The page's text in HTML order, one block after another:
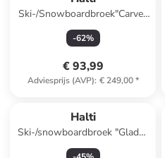
Ski-/Snowboardbroek"Carvey
DX" paars
-62%
€ 93,99
Adviesprijs (AVP): € 249,00*
Halti
Ski-/snowboardbroek "Glades
II" zwart